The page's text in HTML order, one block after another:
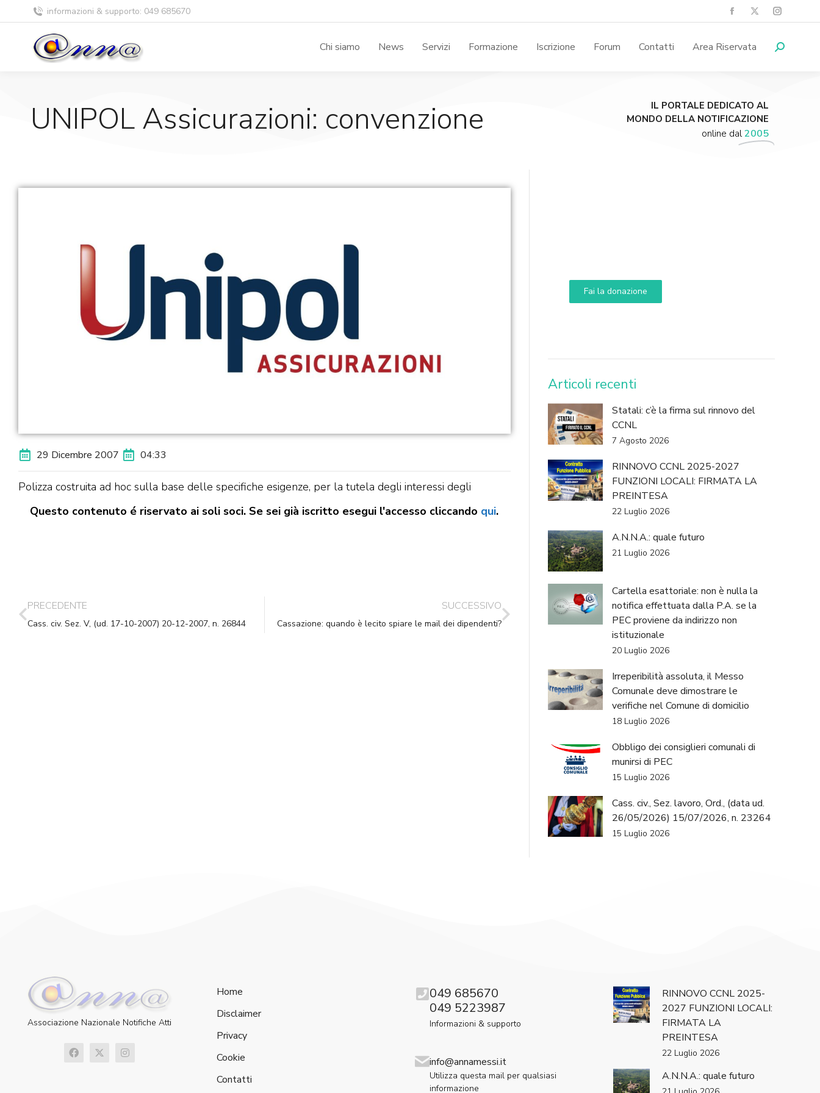
informazioni & supporto: 049 685670
Chi siamo News Servizi Formazione Iscrizione Forum Contatti Area Riservata
UNIPOL Assicurazioni: convenzione
IL PORTALE DEDICATO AL
MONDO DELLA NOTIFICAZIONE
online dal2005
29 Dicembre 2007 04:33
Polizza costruita ad hoc sulla base delle specifiche esigenze, per la tutela degli interessi degli
Questo contenuto é riservato ai soli soci. Se sei già iscritto esegui l'accesso cliccando qui.
PRECEDENTE
Cass. civ. Sez. V, (ud. 17-10-2007) 20-12-2007, n. 26844
SUCCESSIVO
Cassazione: quando è lecito spiare le mail dei dipendenti?
Fai la donazione
DONA
Articoli recenti
Statali: c’è la firma sul rinnovo del
CCNL
7 Agosto 2026
RINNOVO CCNL 2025-2027
FUNZIONI LOCALI: FIRMATA LA
PREINTESA
22 Luglio 2026
A.N.N.A.: quale futuro
21 Luglio 2026
Cartella esattoriale: non è nulla la
notifica effettuata dalla P.A. se la
PEC proviene da indirizzo non
istituzionale
20 Luglio 2026
Irreperibilità assoluta, il Messo
Comunale deve dimostrare le
verifiche nel Comune di domicilio
18 Luglio 2026
Obbligo dei consiglieri comunali di
munirsi di PEC
15 Luglio 2026
Cass. civ., Sez. lavoro, Ord., (data ud.
26/05/2026) 15/07/2026, n. 23264
15 Luglio 2026
Associazione Nazionale Notifiche Atti
Home
Disclaimer
Privacy
Cookie
Contatti
049 685670
049 5223987
Informazioni & supporto
info@annamessi.it
Utilizza questa mail per qualsiasi
informazione
RINNOVO CCNL 2025-
2027 FUNZIONI LOCALI:
FIRMATA LA
PREINTESA
22 Luglio 2026
A.N.N.A.: quale futuro